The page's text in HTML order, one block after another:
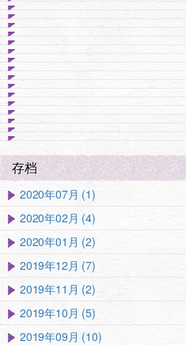
存档
2020年07月 (1)
2020年02月 (4)
2020年01月 (2)
2019年12月 (7)
2019年11月 (2)
2019年10月 (5)
2019年09月 (10)